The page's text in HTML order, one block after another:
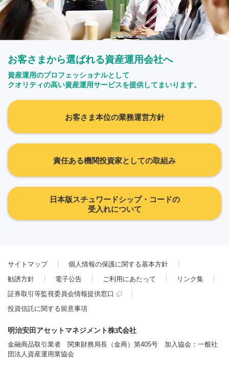
お客さまから選ばれる資産運用会社へ
資産運用のプロフェッショナルとして
クオリティの高い資産運用サービスを提供してまいります。
お客さま本位の業務運営方針
責任ある機関投資家としての取組み
日本版スチュワードシップ・コードの
受入れについて
サイトマップ
個人情報の保護に関する基本方針
勧誘方針
電子公告 ご利用にあたって
リンク集
証券取引等監視委員会情報提供窓口
投資信託に関する留意事項
明治安田アセットマネジメント株式会社
金融商品取引業者 関東財務局長（金商）第405号 加入協会：一般社
団法人資産運用業協会